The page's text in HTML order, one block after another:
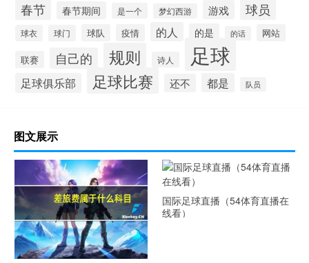
春节 春节期间 是一个 梦幻西游 游戏 球员
球衣 球门 球队 疫情 的人 的是 的话 网站
联赛 自己的 规则 诗人 足球
足球俱乐部 足球比赛 还不 都是 队员
图文展示
国际足球直播（54体育直播在
线看）